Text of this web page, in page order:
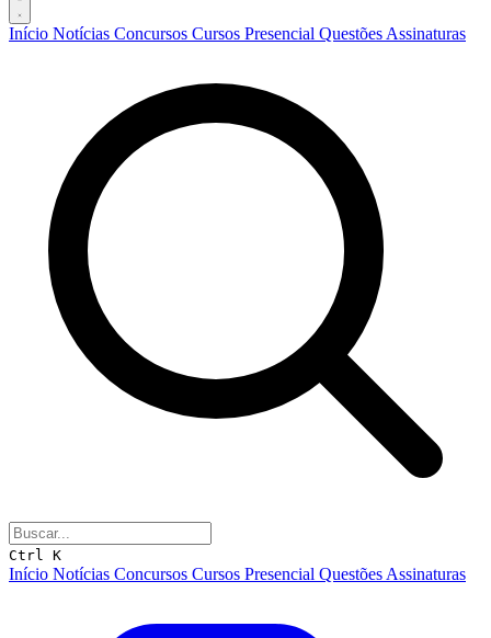
Início Notícias Concursos Cursos Presencial Questões Assinaturas
Ctrl K
Início Notícias Concursos Cursos Presencial Questões Assinaturas